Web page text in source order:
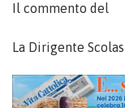
Il commento del
La Dirigente